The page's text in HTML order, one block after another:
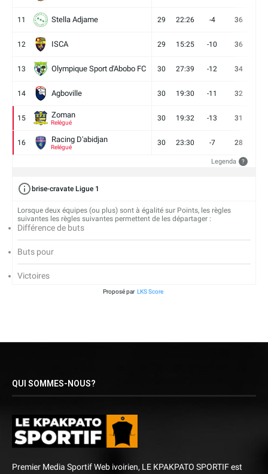
11 Stella Adjame 29 22:26 -4 36
12 ISCA 29 15:25 -10 36
13 Olympique Sport d'Abobo FC 30 27:39 -12 34
14 Agboville 30 19:30 -11 32
15 Zoman
Relégué
30 19:32 -13 31
16 Racing D'abidjan
Relégué
30 23:30 -7 28
Legenda ?
brise-cravate Ligue 1
Lorsque deux équipes (ou plus) sont à égalité sur Points, les règles
suivantes les règles suivantes permettent de les départager :
Différence de buts
Buts pour
Victoires
Proposé par LKS Score
QUI SOMMES-NOUS?
Premier Media Sportif Web ivoirien, LE KPAKPATO SPORTIF est